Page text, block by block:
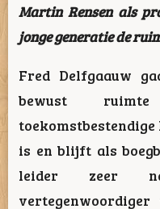
Martin Rensen als
jonge generatie de
Fred Delfgaauw
bewust
is en blijft als
leider zeer
vertegenwoordiger